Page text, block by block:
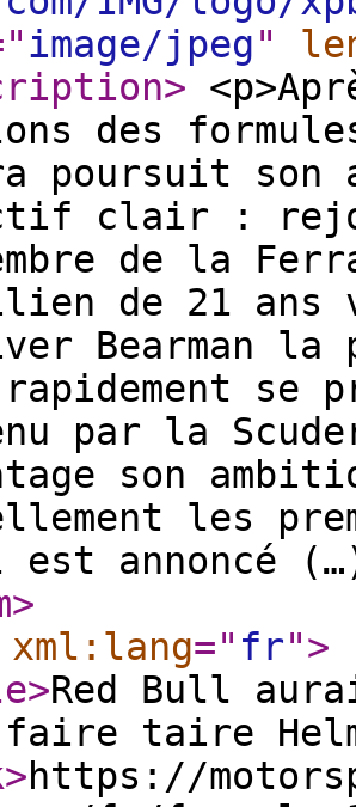
image/jpeg"
>
des
poursuit son
clair :
de la
de 21 ans
Bearman la
se
par la
son
les
annoncé
>
xml:lang=" fr">
>Red Bull
taire
>https://